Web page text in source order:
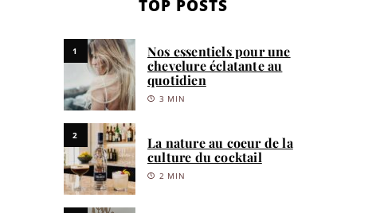
TOP POSTS
1
Nos essentiels pour une
chevelure éclatante au
quotidien
3 MIN
2
La nature au coeur de la
culture du cocktail
2 MIN